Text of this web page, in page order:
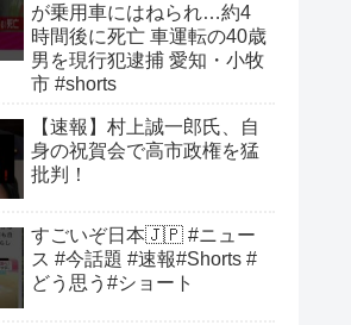
が乗用車にはねられ…約4
時間後に死亡 車運転の40歳
男を現行犯逮捕 愛知・小牧
市 #shorts
【速報】村上誠一郎氏、自
身の祝賀会で高市政権を猛
批判！
すごいぞ日本🇯🇵 #ニュー
ス #今話題 #速報#Shorts #
どう思う#ショート